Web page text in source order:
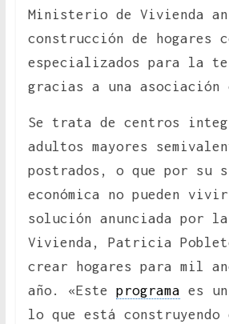
Ministerio de Vivienda
construcción de hogares
especializados para la
gracias a una asociación
Se trata de centros
adultos mayores
postrados, o que por su
económica no pueden
solución anunciada por
Vivienda, Patricia
crear hogares para mil
año. «Este programa es
lo que está construyendo